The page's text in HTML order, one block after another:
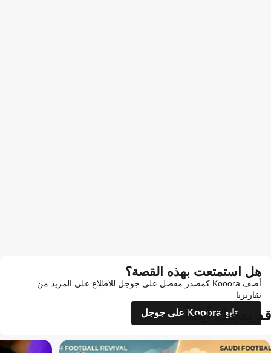
هل استمتعت بهذه القصة؟
أضف Kooora كمصدر مفضل على جوجل للاطلاع على المزيد من
تقاريرنا
تابع Kooora على جوجل
قد يعجبك أيضاً